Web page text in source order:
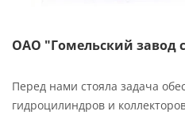
ОАО "Гомельский завод
Перед нами стояла задача
гидроцилиндров и